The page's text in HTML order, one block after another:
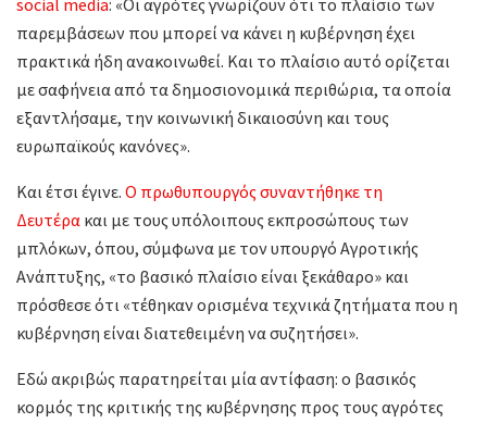
social media: «Οι αγρότες γνωρίζουν ότι το πλαίσιο των
παρεμβάσεων που μπορεί να κάνει η κυβέρνηση έχει
πρακτικά ήδη ανακοινωθεί. Και το πλαίσιο αυτό ορίζεται
με σαφήνεια από τα δημοσιονομικά περιθώρια, τα οποία
εξαντλήσαμε, την κοινωνική δικαιοσύνη και τους
ευρωπαϊκούς κανόνες».
Και έτσι έγινε. Ο πρωθυπουργός συναντήθηκε τη
Δευτέρα και με τους υπόλοιπους εκπροσώπους των
μπλόκων, όπου, σύμφωνα με τον υπουργό Αγροτικής
Ανάπτυξης, «το βασικό πλαίσιο είναι ξεκάθαρο» και
πρόσθεσε ότι «τέθηκαν ορισμένα τεχνικά ζητήματα που η
κυβέρνηση είναι διατεθειμένη να συζητήσει».
Εδώ ακριβώς παρατηρείται μία αντίφαση: ο βασικός
κορμός της κριτικής της κυβέρνησης προς τους αγρότες